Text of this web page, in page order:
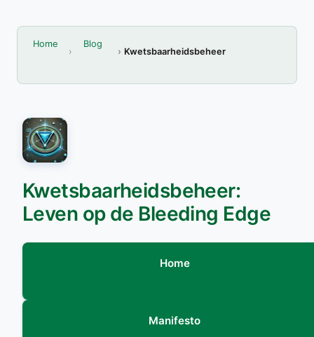
Home Blog
Kwetsbaarheidsbeheer
Kwetsbaarheidsbeheer:
Leven op de Bleeding Edge
Home
Manifesto